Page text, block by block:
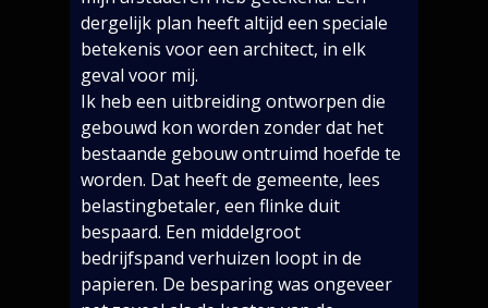
dergelijk plan heeft altijd een speciale
betekenis voor een architect, in elk
geval voor mij.
Ik heb een uitbreiding ontworpen die
gebouwd kon worden zonder dat het
bestaande gebouw ontruimd hoefde te
worden. Dat heeft de gemeente, lees
belastingbetaler, een flinke duit
bespaard. Een middelgroot
bedrijfspand verhuizen loopt in de
papieren. De besparing was ongeveer